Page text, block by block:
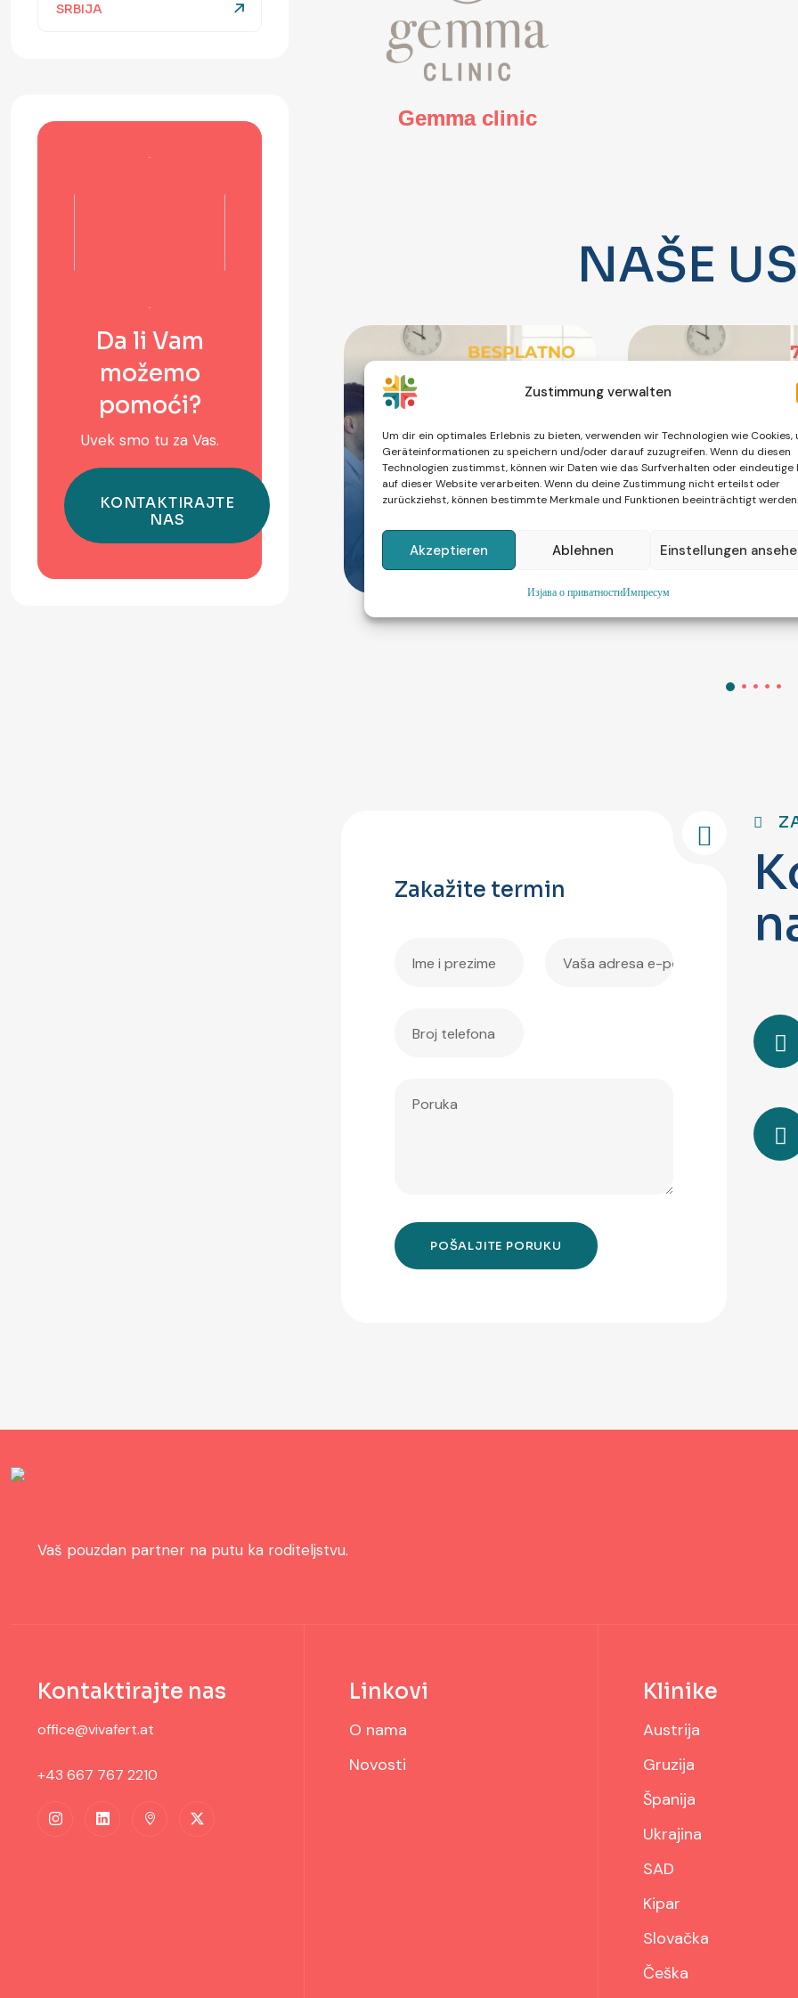
Zustimmung verwalten
Um dir ein optimales Erlebnis zu bieten, verwenden wir Technologien wie Cookies,
Geräteinformationen zu speichern und/oder darauf zuzugreifen. Wenn du diesen
Technologien zustimmst, können wir Daten wie das Surfverhalten oder eindeutige
auf dieser Website verarbeiten. Wenn du deine Zustimmung nicht erteilst oder
zurückziehst, können bestimmte Merkmale und Funktionen beeinträchtigt werden.
Akzeptieren Ablehnen Einstellungen
Изјава о приватностиИмпресум
Gemma clinic
NAŠE US
Dodatne usluge
IVF Start –
razgovor
inostranstvu
Zakažite termin K
n
SRBIJA
Da li Vam
možemo
pomoći?
Uvek smo tu za Vas.
Vaš pouzdan partner na putu ka roditeljstvu.
Kontaktirajte nas
office@vivafert.at
+43 667 767 2210
Linkovi
O nama
Novosti
Klinike
Austrija
Gruzija
Španija
Ukrajina
SAD
Kipar
Slovačka
Češka